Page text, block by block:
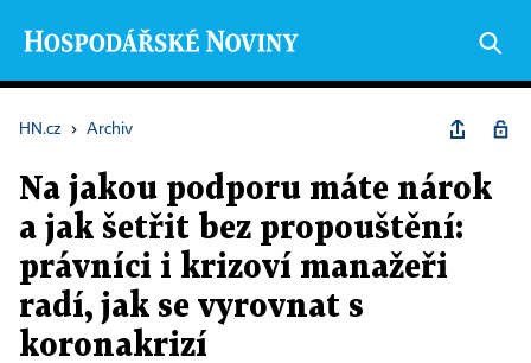
HN.cz › Archiv
Na jakou podporu máte nárok
a jak šetřit bez propouštění:
právníci i krizoví manažeři
radí, jak se vyrovnat s
koronakrizí